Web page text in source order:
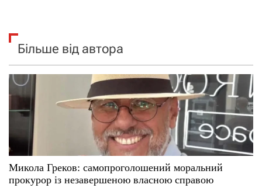
Більше від автора
Микола Греков: самопроголошений моральний
прокурор із незавершеною власною справою